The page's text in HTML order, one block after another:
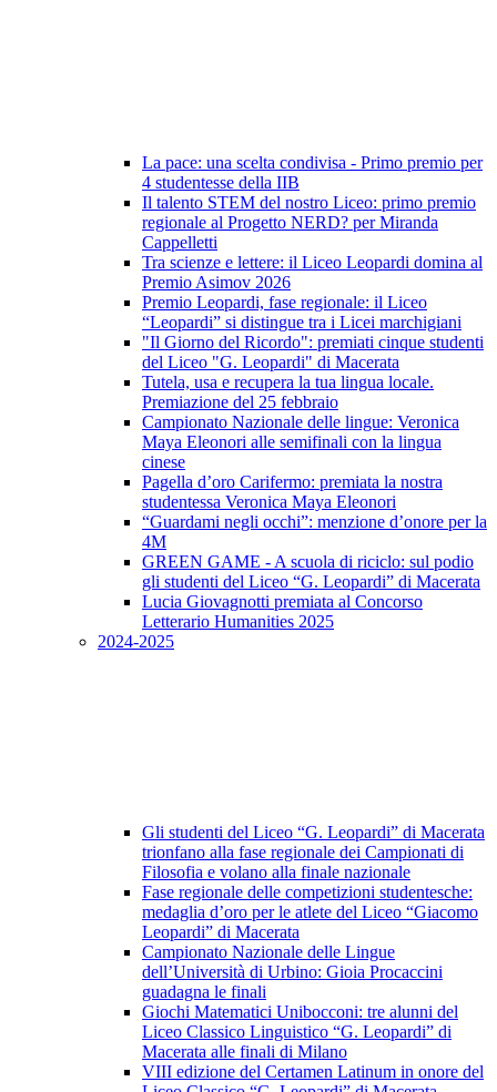
La pace: una scelta condivisa - Primo premio per
4 studentesse della IIB
Il talento STEM del nostro Liceo: primo premio
regionale al Progetto NERD? per Miranda
Cappelletti
Tra scienze e lettere: il Liceo Leopardi domina al
Premio Asimov 2026
Premio Leopardi, fase regionale: il Liceo
“Leopardi” si distingue tra i Licei marchigiani
"Il Giorno del Ricordo": premiati cinque studenti
del Liceo "G. Leopardi" di Macerata
Tutela, usa e recupera la tua lingua locale.
Premiazione del 25 febbraio
Campionato Nazionale delle lingue: Veronica
Maya Eleonori alle semifinali con la lingua
cinese
Pagella d’oro Carifermo: premiata la nostra
studentessa Veronica Maya Eleonori
“Guardami negli occhi”: menzione d’onore per la
4M
GREEN GAME - A scuola di riciclo: sul podio
gli studenti del Liceo “G. Leopardi” di Macerata
Lucia Giovagnotti premiata al Concorso
Letterario Humanities 2025
2024-2025
Gli studenti del Liceo “G. Leopardi” di Macerata
trionfano alla fase regionale dei Campionati di
Filosofia e volano alla finale nazionale
Fase regionale delle competizioni studentesche:
medaglia d’oro per le atlete del Liceo “Giacomo
Leopardi” di Macerata
Campionato Nazionale delle Lingue
dell’Università di Urbino: Gioia Procaccini
guadagna le finali
Giochi Matematici Unibocconi: tre alunni del
Liceo Classico Linguistico “G. Leopardi” di
Macerata alle finali di Milano
VIII edizione del Certamen Latinum in onore del